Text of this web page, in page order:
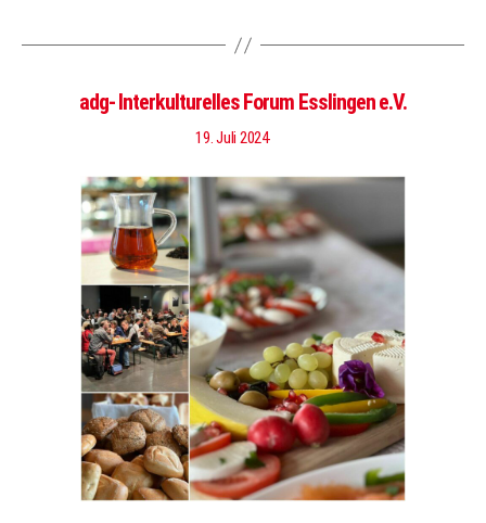
adg- Interkulturelles Forum Esslingen e.V.
19. Juli 2024